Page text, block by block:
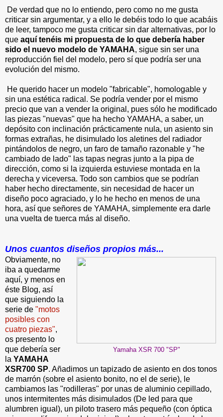
De verdad que no lo entiendo, pero como no me gusta
criticar sin argumentar, y a ello le debéis todo lo que acabáis
de leer, tampoco me gusta criticar sin dar alternativas, por lo
que aquí tenéis mi propuesta de lo que debería haber
sido el nuevo modelo de YAMAHA, sigue sin ser una
reproducción fiel del modelo, pero sí que podría ser una
evolución del mismo.
He querido hacer un modelo "fabricable", homologable y
sin una estética radical. Se podría vender por el mismo
precio que van a vender la original, pues sólo he modificado
las piezas "nuevas" que ha hecho YAMAHA, a saber, un
depósito con inclinación prácticamente nula, un asiento sin
formas extrañas, he disimulado los aletines del radiador
pintándolos de negro, un faro de tamaño razonable y "he
cambiado de lado" las tapas negras junto a la pipa de
dirección, como si la izquierda estuviese montada en la
derecha y viceversa. Todo son cambios que se podrían
haber hecho directamente, sin necesidad de hacer un
diseño poco agraciado, y lo he hecho en menos de una
hora, así que señores de YAMAHA, simplemente era darle
una vuelta de tuerca más al diseño.
Unos cuantos diseños propios más...
Yamaha XSR 700 "SP"
Obviamente, no
iba a quedarme
aquí, y menos en
éste Blog, así
que siguiendo la
serie de "motos
posibles con
cuatro piezas",
os presento lo
que debería ser
la YAMAHA
XSR700 SP. Añadimos un tapizado de asiento en dos tonos
de marrón (sobre el asiento bonito, no el de serie), le
cambiamos las "rodilleras" por unas de aluminio cepillado,
unos intermitentes más disimulados (De led para que
alumbren igual), un piloto trasero más pequeño (con óptica